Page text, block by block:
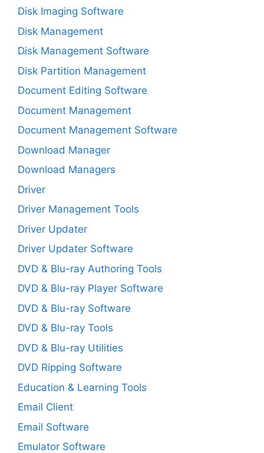
Disk Imaging Software
Disk Management
Disk Management Software
Disk Partition Management
Document Editing Software
Document Management
Document Management Software
Download Manager
Download Managers
Driver
Driver Management Tools
Driver Updater
Driver Updater Software
DVD & Blu-ray Authoring Tools
DVD & Blu-ray Player Software
DVD & Blu-ray Software
DVD & Blu-ray Tools
DVD & Blu-ray Utilities
DVD Ripping Software
Education & Learning Tools
Email Client
Email Software
Emulator Software